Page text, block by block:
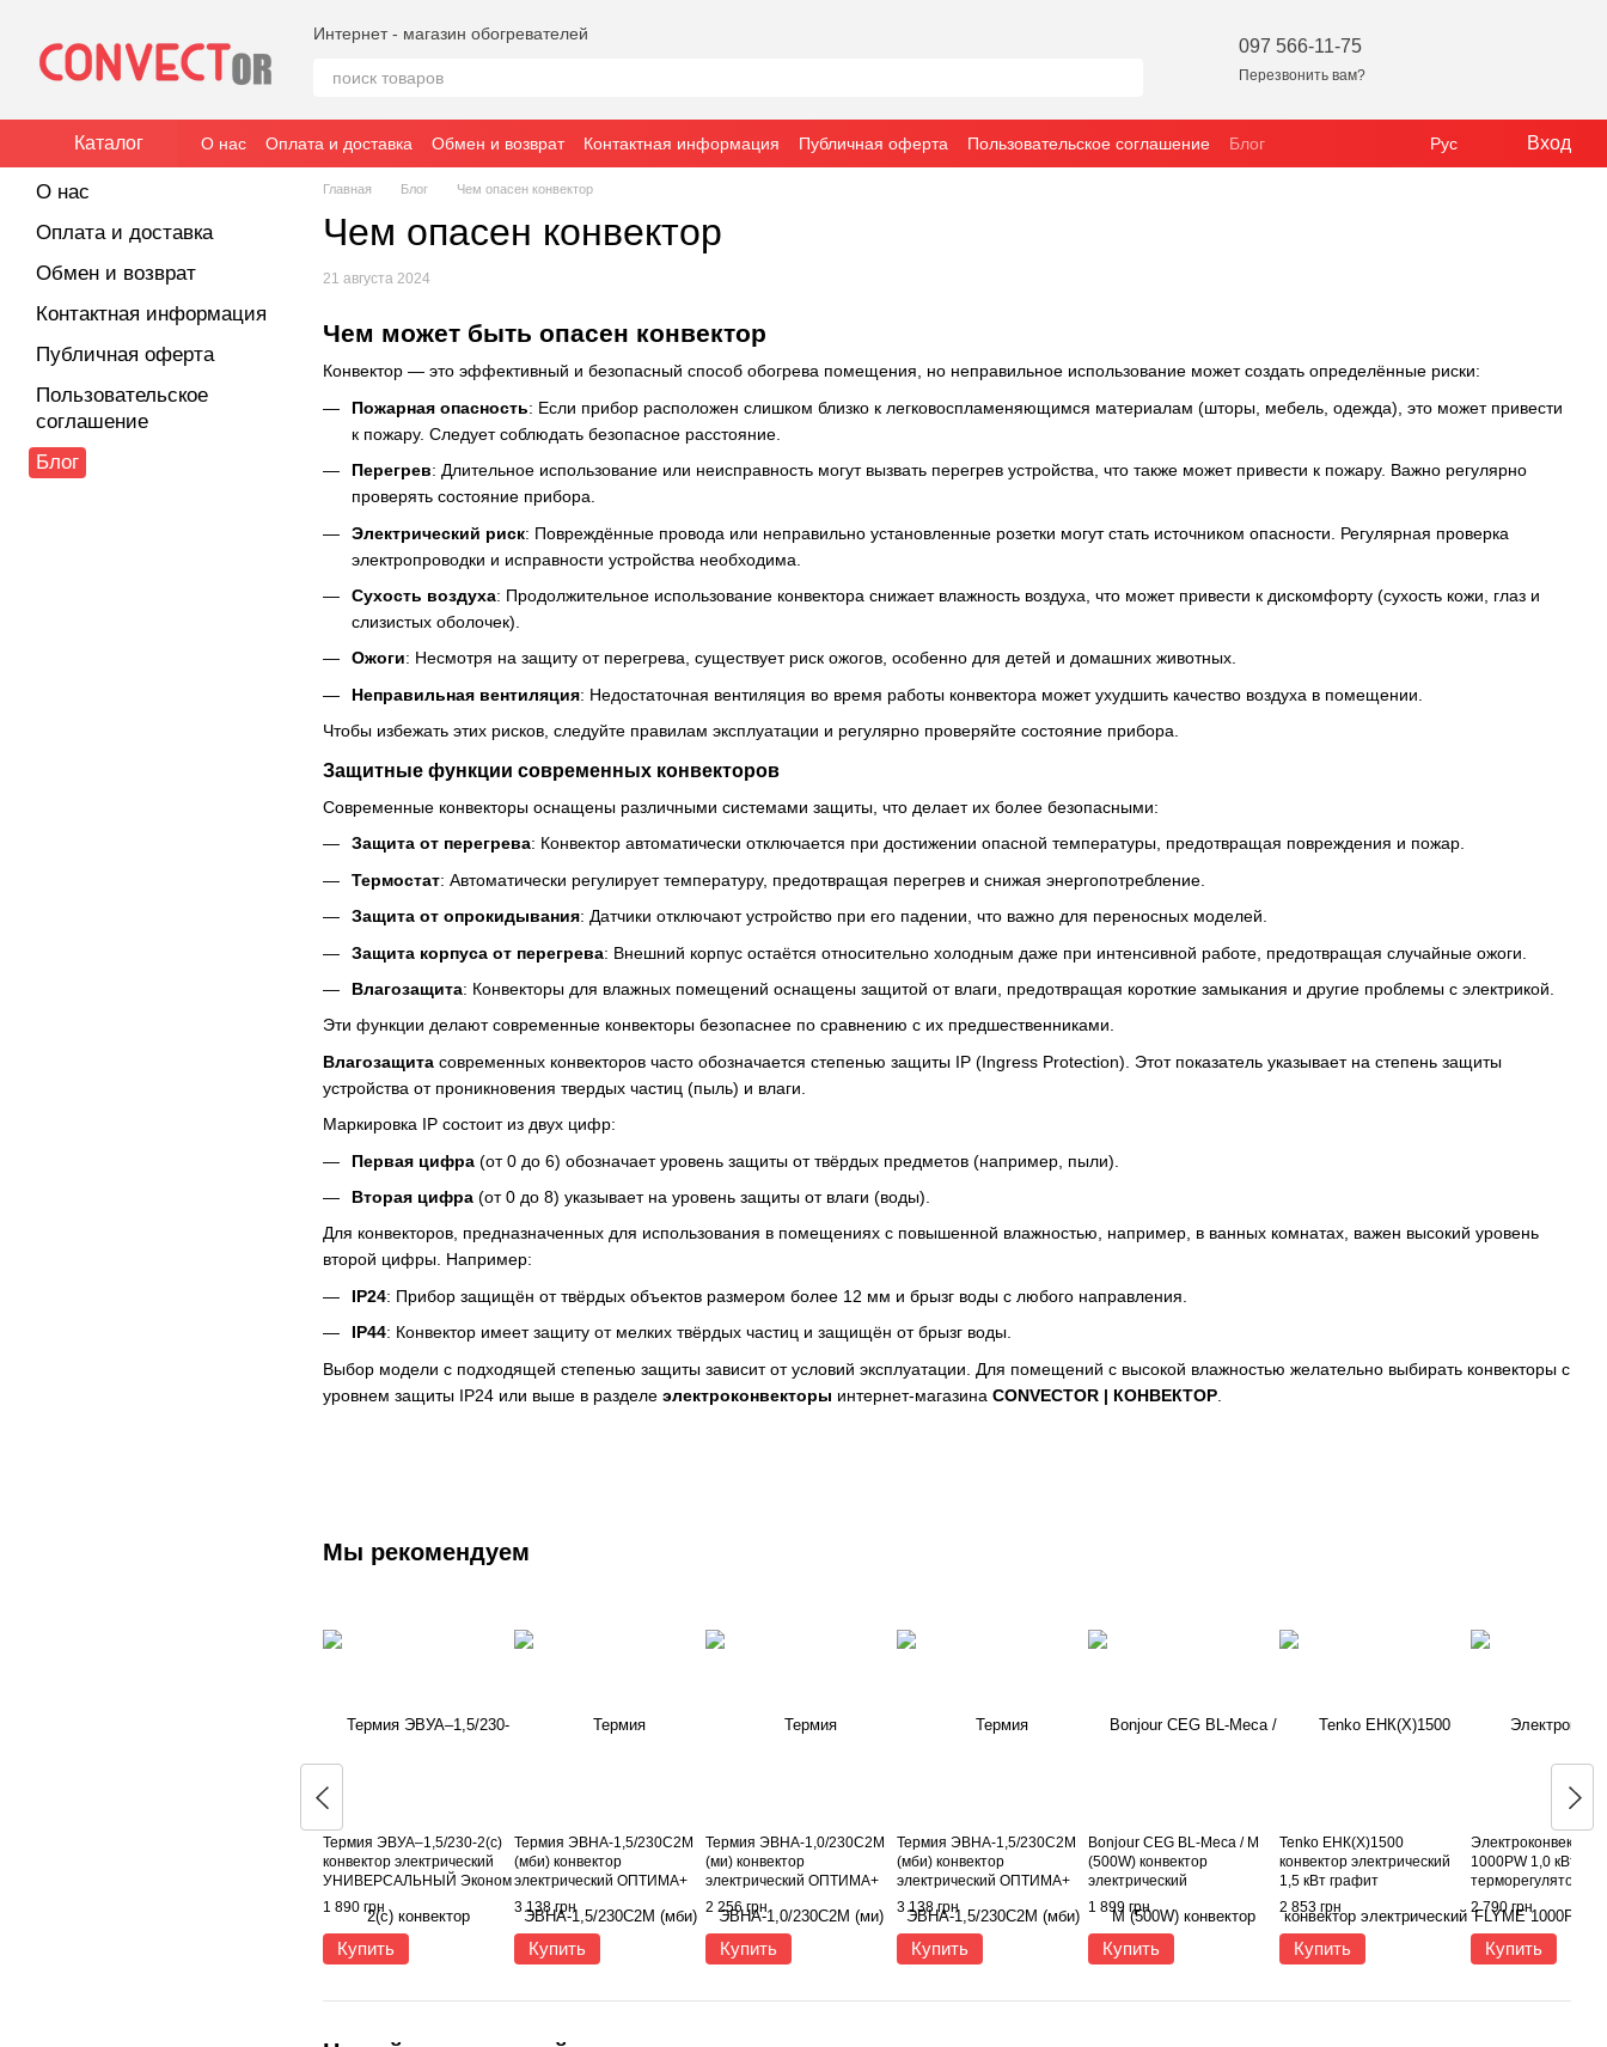
Интернет - магазин обогревателей
097 566-11-75
Перезвонить вам?
Каталог О нас Оплата и доставка Обмен и возврат Контактная информация Публичная оферта Пользовательское соглашение Блог Рус Вход
Главная Блог Чем опасен конвектор
Чем опасен конвектор
21 августа 2024
Чем может быть опасен конвектор
Конвектор — это эффективный и безопасный способ обогрева помещения, но неправильное использование может создать определённые риски:
Пожарная опасность: Если прибор расположен слишком близко к легковоспламеняющимся материалам (шторы, мебель, одежда), это может привести
к пожару. Следует соблюдать безопасное расстояние.
Перегрев: Длительное использование или неисправность могут вызвать перегрев устройства, что также может привести к пожару. Важно регулярно
проверять состояние прибора.
Электрический риск: Повреждённые провода или неправильно установленные розетки могут стать источником опасности. Регулярная проверка
электропроводки и исправности устройства необходима.
Сухость воздуха: Продолжительное использование конвектора снижает влажность воздуха, что может привести к дискомфорту (сухость кожи, глаз и
слизистых оболочек).
Ожоги: Несмотря на защиту от перегрева, существует риск ожогов, особенно для детей и домашних животных.
Неправильная вентиляция: Недостаточная вентиляция во время работы конвектора может ухудшить качество воздуха в помещении.
Чтобы избежать этих рисков, следуйте правилам эксплуатации и регулярно проверяйте состояние прибора.
Защитные функции современных конвекторов
Современные конвекторы оснащены различными системами защиты, что делает их более безопасными:
Защита от перегрева: Конвектор автоматически отключается при достижении опасной температуры, предотвращая повреждения и пожар.
Термостат: Автоматически регулирует температуру, предотвращая перегрев и снижая энергопотребление.
Защита от опрокидывания: Датчики отключают устройство при его падении, что важно для переносных моделей.
Защита корпуса от перегрева: Внешний корпус остаётся относительно холодным даже при интенсивной работе, предотвращая случайные ожоги.
Влагозащита: Конвекторы для влажных помещений оснащены защитой от влаги, предотвращая короткие замыкания и другие проблемы с электрикой.
Эти функции делают современные конвекторы безопаснее по сравнению с их предшественниками.
Влагозащита современных конвекторов часто обозначается степенью защиты IP (Ingress Protection). Этот показатель указывает на степень защиты
устройства от проникновения твердых частиц (пыль) и влаги.
Маркировка IP состоит из двух цифр:
Первая цифра (от 0 до 6) обозначает уровень защиты от твёрдых предметов (например, пыли).
Вторая цифра (от 0 до 8) указывает на уровень защиты от влаги (воды).
Для конвекторов, предназначенных для использования в помещениях с повышенной влажностью, например, в ванных комнатах, важен высокий уровень
второй цифры. Например:
IP24: Прибор защищён от твёрдых объектов размером более 12 мм и брызг воды с любого направления.
IP44: Конвектор имеет защиту от мелких твёрдых частиц и защищён от брызг воды.
Выбор модели с подходящей степенью защиты зависит от условий эксплуатации. Для помещений с высокой влажностью желательно выбирать конвекторы с
уровнем защиты IP24 или выше в разделе электроконвекторы интернет-магазина CONVECTOR | КОНВЕКТОР
Мы рекомендуем
Термия ЭВУА–1,5/230-2(с)
конвектор электрический
УНИВЕРСАЛЬНЫЙ Эконом
1,5 кВт
1 890 грн
Купить
Термия ЭВНА-1,5/230С2М
(мби) конвектор
электрический ОПТИМА+
Классик 1,5 кВт белый
3 138 грн
Купить
Термия ЭВНА-1,0/230С2М
(ми) конвектор
электрический ОПТИМА+
Эконом 1 кВт антрацит
2 256 грн
Купить
Термия ЭВНА-1,5/230С2М
(мби) конвектор
электрический ОПТИМА+
Классик 1,5 кВт антрацит
3 138 грн
Купить
Bonjour CEG BL-Meca / M
(500W) конвектор
электрический
1 899 грн
Купить
Tenko ЕНК(Х)1500
конвектор электрический
1,5 кВт графит
2 853 грн
Купить
Электроконвектор
1000РW 1,0 кВт с
терморегулятором
2 790 грн
Купить
О нас
Оплата и доставка
Обмен и возврат
Контактная информация
Публичная оферта
Пользовательское
соглашение
Блог